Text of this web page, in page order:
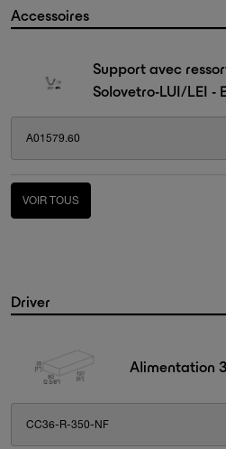
Accessoires
Support avec
Solovetro-LUI/LEI -
A01579.60
VOIR TOUS
Driver
Alimentation
CC36-R-350-NF